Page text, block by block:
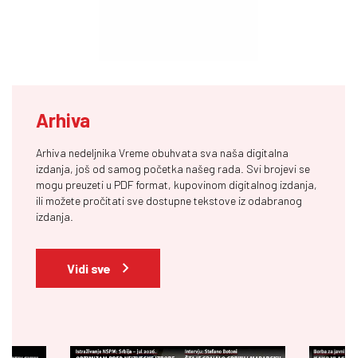
Arhiva
Arhiva nedeljnika Vreme obuhvata sva naša digitalna
izdanja, još od samog početka našeg rada. Svi brojevi se
mogu preuzeti u PDF format, kupovinom digitalnog izdanja,
ili možete pročitati sve dostupne tekstove iz odabranog
izdanja.
Vidi sve